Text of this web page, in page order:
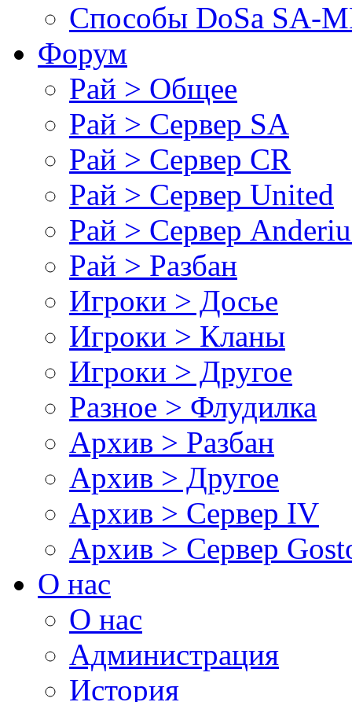
Cпособы DoSа SA-
Форум
Рай > Общее
Рай > Сервер SA
Рай > Сервер CR
Рай > Сервер United
Рай > Сервер
Рай > Разбан
Игроки > Досье
Игроки > Кланы
Игроки > Другое
Разное > Флудилка
Архив > Разбан
Архив > Другое
Архив > Сервер IV
Архив > Сервер
О нас
О нас
Администрация
История